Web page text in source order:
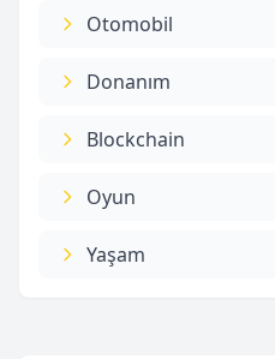
Otomobil
Donanım
Blockchain
Oyun
Yaşam